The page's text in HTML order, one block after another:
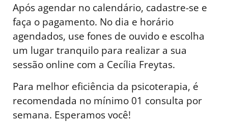
Após agendar no calendário, cadastre-se e
faça o pagamento. No dia e horário
agendados, use fones de ouvido e escolha
um lugar tranquilo para realizar a sua
sessão online com a Cecília Freytas.
Para melhor eficiência da psicoterapia, é
recomendada no mínimo 01 consulta por
semana. Esperamos você!